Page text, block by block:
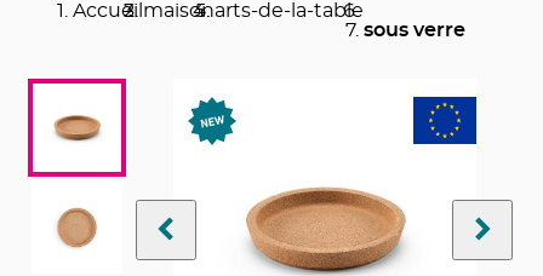
Accueil maisonarts-de-la-table
sous verre